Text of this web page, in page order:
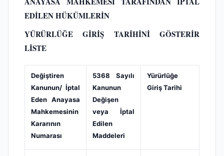
EDİLEN HÜKÜMLERİN
YÜRÜRLÜĞE GİRİŞ TARİHİNİ GÖSTERİR
LİSTE
Değiştiren
Kanunun/ İptal
Eden Anayasa
Mahkemesinin
Kararının
Numarası
5368 Sayılı
Kanunun
Değişen
veya İptal
Edilen
Maddeleri
Yürürlüğe
Giriş Tarihi